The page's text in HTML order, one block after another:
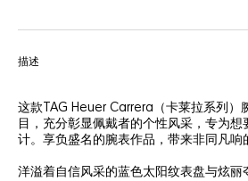
描述
这款TAG Heuer Carrera（卡莱拉系列）
目，充分彰显佩戴者的个性风采，专为
计。享负盛名的腕表作品，带来非同凡响
洋溢着自信风采的蓝色太阳纹表盘与炫丽